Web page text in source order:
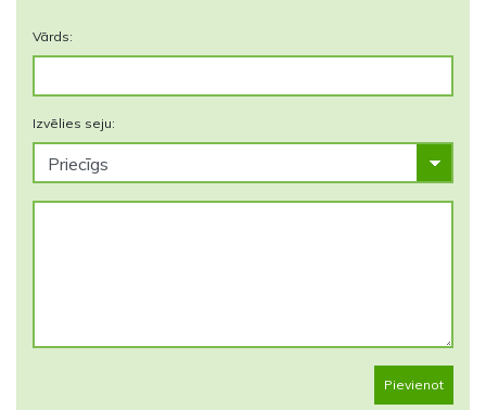
Vārds:
Izvēlies seju:
Pievienot